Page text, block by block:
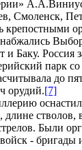
Смоленск,
крепостными
и Баку. Россия
парк со
до
орудий.[7]
стволов,
Были
- бригады